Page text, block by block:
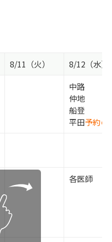
8/11（火）
8/12（水）
中路
仲地
船登
平田予約の
各医師